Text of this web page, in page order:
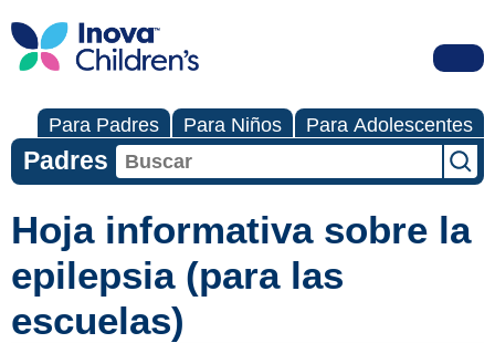
Para Padres Para Niños Para Adolescentes
Padres
Hoja informativa sobre la
epilepsia (para las
escuelas)